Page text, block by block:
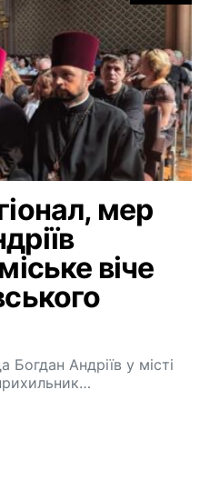
мер
віче
Андріїв у місті